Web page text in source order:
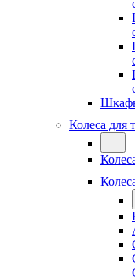
Колеса для